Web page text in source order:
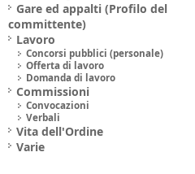
Gare ed appalti (Profilo del
committente)
Lavoro
Concorsi pubblici (personale)
Offerta di lavoro
Domanda di lavoro
Commissioni
Convocazioni
Verbali
Vita dell'Ordine
Varie